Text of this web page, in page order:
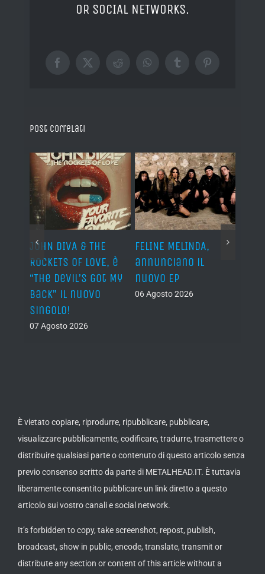
OR SOCIAL NETWORKS.
Facebook
X RedditWhatsAppTumblrPinterest
Post correlati
JOHN DIVA & THE
ROCKETS OF LOVE, è
“The Devil’s Got My
Back” il nuovo
singolo!
07 Agosto 2026
FELINE MELINDA,
annunciano il
nuovo EP
06 Agosto 2026
È vietato copiare, riprodurre, ripubblicare, pubblicare,
visualizzare pubblicamente, codificare, tradurre, trasmettere o
distribuire qualsiasi parte o contenuto di questo articolo senza
previo consenso scritto da parte di METALHEAD.IT. È tuttavia
liberamente consentito pubblicare un link diretto a questo
articolo sui vostro canali e social network.
It’s forbidden to copy, take screenshot, repost, publish,
broadcast, show in public, encode, translate, transmit or
distribute any section or content of this article without a